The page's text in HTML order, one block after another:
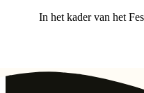
In het kader van het